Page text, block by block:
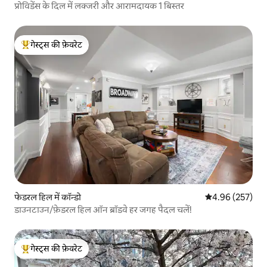
प्रोविडेंस के दिल में लक्जरी और आरामदायक 1 बिस्तर
गेस्ट्स का टॉप फ़ेवरेट
गेस्ट्स की फ़ेवरेट
फेडरल हिल में कॉन्डो औसत रेटिंग 5 में से
4.96 (257)
डाउनटाउन/फ़ेडरल हिल ऑन ब्रॉडवे हर जगह पैदल चलें!
गेस्ट्स का टॉप फ़ेवरेट
गेस्ट्स की फ़ेवरेट